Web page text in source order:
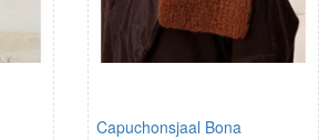
Capuchonsjaal Bona